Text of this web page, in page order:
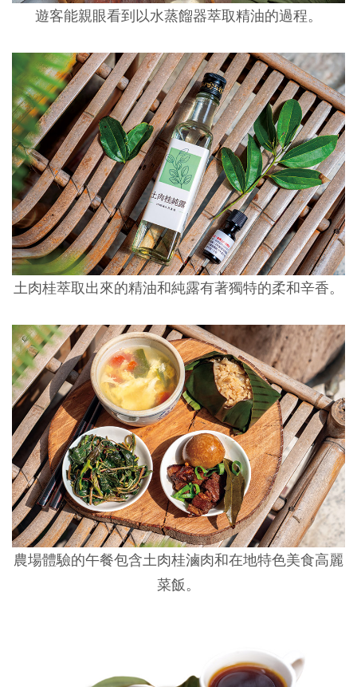
遊客能親眼看到以水蒸餾器萃取精油的過程。
土肉桂萃取出來的精油和純露有著獨特的柔和辛香。
農場體驗的午餐包含土肉桂滷肉和在地特色美食高麗
菜飯。